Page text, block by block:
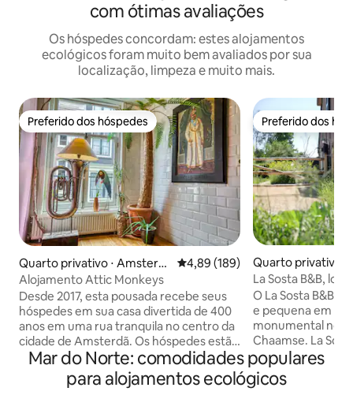
com ótimas avaliações
Os hóspedes concordam: estes alojamentos
ecológicos foram muito bem avaliados por sua
localização, limpeza e muito mais.
Preferido dos hóspedes
Preferido dos hóspedes
Quarto privativo ⋅ Amsterd
ã
4,89 de uma avaliação média de
4,89 (189)
Alojamento Attic Monkeys
Desde 2017, esta pousada recebe seus
hóspedes em sua casa divertida de 400
anos em uma rua tranquila no centro da
cidade de Amsterdã. Os hóspedes estão
hospedados nos dois andares superiores
do prédio. Como a casa é antiga, não há
elevador e você terá que subir as
Preferido dos
Preferido dos
Quarto privativo ⋅
La Sosta B&B,
florestas de
O La Sosta B&B é
e pequena em
monumental nos
Chaamse. La Sosta significa “a parada”,
um lugar onde
energias. Uma espaçosa sala de estar
com mesa de
Mar do Norte: comodidades populares
para alojamentos ecológicos